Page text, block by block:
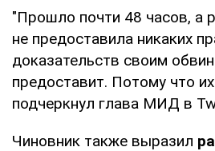
"Прошло почти 48 часов, а
не предоставила никаких
доказательств своим
предоставит. Потому что
подчеркнул глава МИД в
Чиновник также выразил